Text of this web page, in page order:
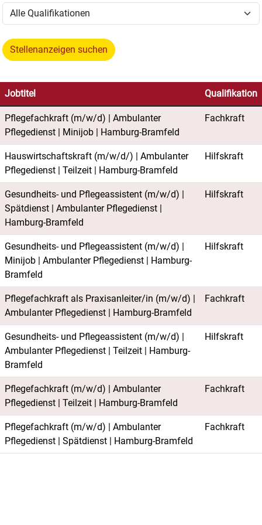
Stellenanzeigen suchen
Jobtitel Qualifikation
Pflegefachkraft (m/w/d) | Ambulanter
Pflegedienst | Minijob | Hamburg-Bramfeld
Fachkraft
Hauswirtschaftskraft (m/w/d/) | Ambulanter
Pflegedienst | Teilzeit | Hamburg-Bramfeld
Hilfskraft
Gesundheits- und Pflegeassistent (m/w/d) |
Spätdienst | Ambulanter Pflegedienst |
Hamburg-Bramfeld
Hilfskraft
Gesundheits- und Pflegeassistent (m/w/d) |
Minijob | Ambulanter Pflegedienst | Hamburg-
Bramfeld
Hilfskraft
Pflegefachkraft als Praxisanleiter/in (m/w/d) |
Ambulanter Pflegedienst | Hamburg-Bramfeld
Fachkraft
Gesundheits- und Pflegeassistent (m/w/d) |
Ambulanter Pflegedienst | Teilzeit | Hamburg-
Bramfeld
Hilfskraft
Pflegefachkraft (m/w/d) | Ambulanter
Pflegedienst | Teilzeit | Hamburg-Bramfeld
Fachkraft
Pflegefachkraft (m/w/d) | Ambulanter
Pflegedienst | Spätdienst | Hamburg-Bramfeld
Fachkraft